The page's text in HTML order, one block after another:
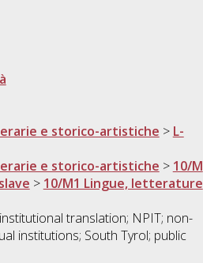
e storico-artistiche > L-
e storico-artistiche > 10/M
> 10/M1 Lingue, letterature
translation; NPIT; non-
institutions; South Tyrol; public